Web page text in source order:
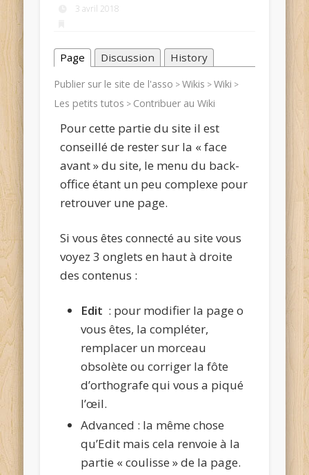
3 avril 2018
Page Discussion History
Publier sur le site de l'asso >Wikis >Wiki >
Les petits tutos > Contribuer au Wiki
Pour cette partie du site il est
conseillé de rester sur la « face
avant » du site, le menu du back-
office étant un peu complexe pour
retrouver une page.
Si vous êtes connecté au site vous
voyez 3 onglets en haut à droite
des contenus :
Edit : pour modifier la page o
vous êtes, la compléter,
remplacer un morceau
obsolète ou corriger la fôte
d’orthografe qui vous a piqué
l’œil.
Advanced : la même chose
qu’Edit mais cela renvoie à la
partie « coulisse » de la page.